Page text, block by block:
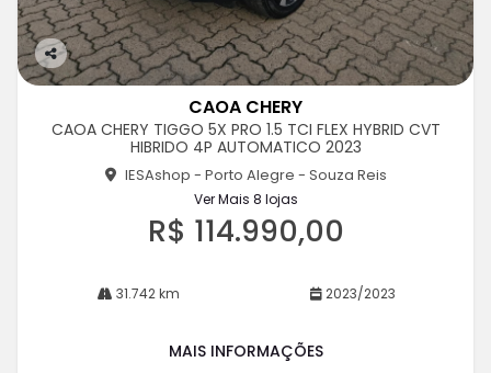
Co
rtil
CAOA CHERY
CAOA CHERY TIGGO 5X PRO 1.5 TCI FLEX HYBRID CVT
HIBRIDO 4P AUTOMATICO 2023
IESAshop - Porto Alegre - Souza Reis
Ver Mais 8 lojas
R$ 114.990,00
31.742 km 2023/2023
MAIS INFORMAÇÕES